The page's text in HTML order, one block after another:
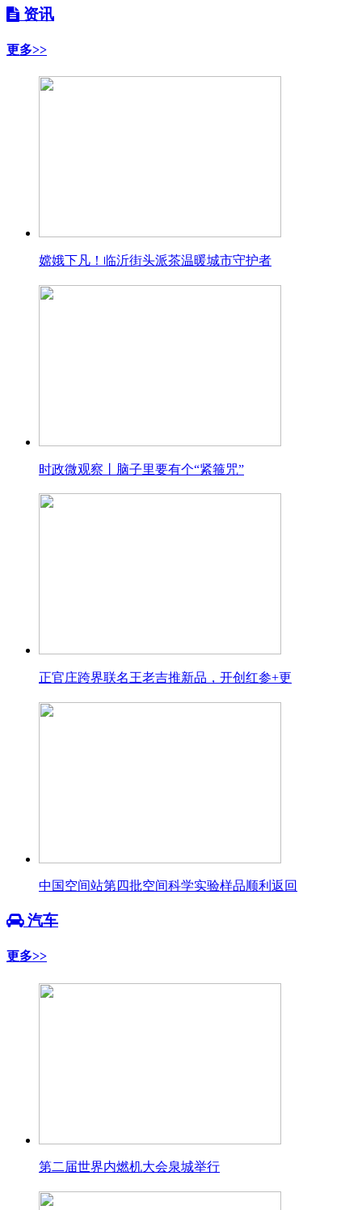
资讯
更多>>
嫦娥下凡！临沂街头派茶温暖城市守护者
时政微观察丨脑子里要有个“紧箍咒”
正官庄跨界联名王老吉推新品，开创红参+更
中国空间站第四批空间科学实验样品顺利返回
汽车
更多>>
第二届世界内燃机大会泉城举行